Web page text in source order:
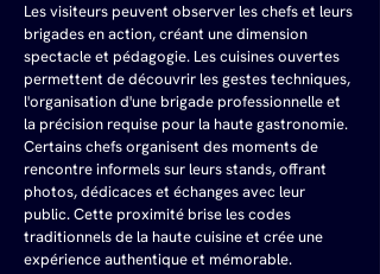
Les visiteurs peuvent observer les chefs et leurs
brigades en action, créant une dimension
spectacle et pédagogie. Les cuisines ouvertes
permettent de découvrir les gestes techniques,
l'organisation d'une brigade professionnelle et
la précision requise pour la haute gastronomie.
Certains chefs organisent des moments de
rencontre informels sur leurs stands, offrant
photos, dédicaces et échanges avec leur
public. Cette proximité brise les codes
traditionnels de la haute cuisine et crée une
expérience authentique et mémorable.